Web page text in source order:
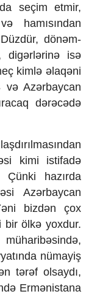
seçim etmir,
hamısından
dönəm-
digərlərinə isə
kimlə əlaqəni
Azərbaycan
dərəcədə
kimi istifadə
Çünki hazırda
Azərbaycan
bizdən çox
bir ölkə yoxdur.
nümayiş
tərəf olsaydı,
Ermənistana